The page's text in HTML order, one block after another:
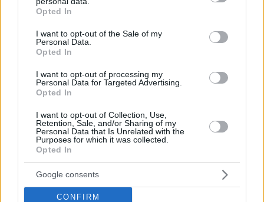
grant or deny consent to Google and its third-party tags to
use your data for below specified purposes in below Google
consent section.
Opted In
I want to opt-out of the Sale of my
Personal Data.
Opted In
I want to opt-out of processing my
Personal Data for Targeted Advertising.
Opted In
I want to opt-out of Collection, Use,
Retention, Sale, and/or Sharing of my
Personal Data that Is Unrelated with the
Purposes for which it was collected.
Opted In
Google consents
CONFIRM
EMAIL